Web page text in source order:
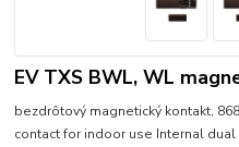
EV TXS BWL, WL
bezdrôtový magnetický kontakt,
contact for indoor use Internal